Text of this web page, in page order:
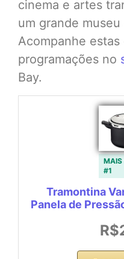
cinema e artes
um grande
Acompanhe estas
programações no
Bay.
MAIS
#1
Tramontina
Panela de